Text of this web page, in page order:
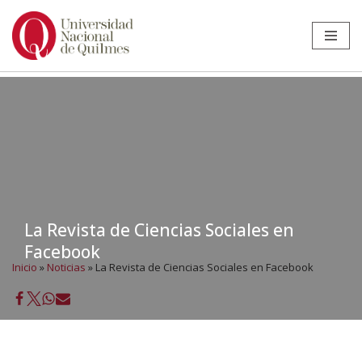
Ir
La Revista de Ciencias Sociales en
Facebook
Inicio » Noticias » La Revista de Ciencias Sociales en Facebook